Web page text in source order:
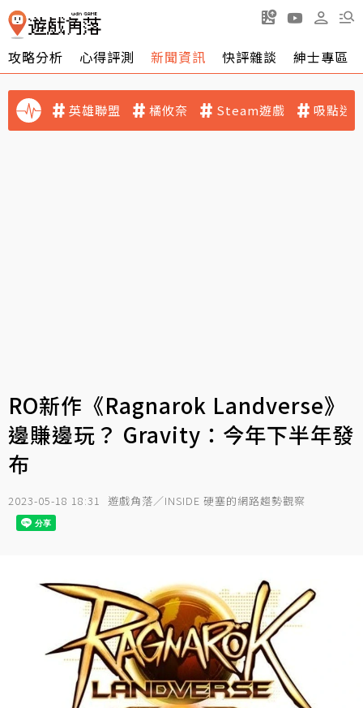
攻略分析 心得評測 新聞資訊 快評雜談 紳士專區
英雄聯盟 橘攸奈 Steam遊戲 吸點迷
RO新作《Ragnarok Landverse》
邊賺邊玩？ Gravity：今年下半年發
布
2023-05-18 18:31 遊戲角落／INSIDE 硬塞的網路趨勢觀察